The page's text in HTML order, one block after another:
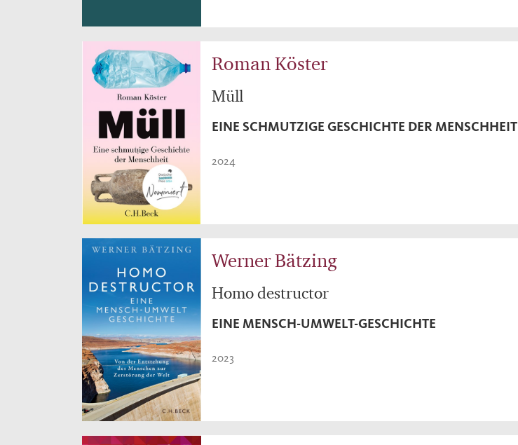
Roman Köster
Müll
EINE SCHMUTZIGE GESCHICHTE DER MENSCHHEIT
2024
Werner Bätzing
Homo destructor
EINE MENSCH-UMWELT-GESCHICHTE
2023